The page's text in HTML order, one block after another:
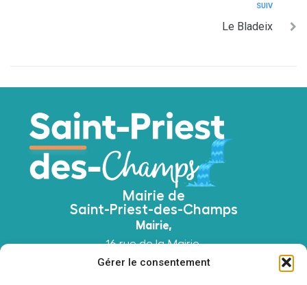
Gérer le consentement
SUIV
Le Bladeix
Mairie de
Saint-Priest-des-Champs
Mairie,
16 rue de la Mairie,
63640 Saint-Priest-des-Champs